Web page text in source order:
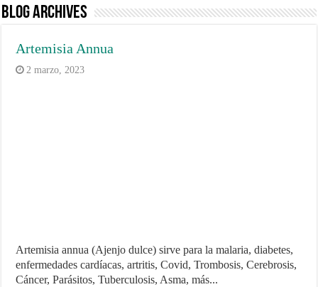
Blog Archives
Artemisia Annua
2 marzo, 2023
Artemisia annua (Ajenjo dulce) sirve para la malaria, diabetes,
enfermedades cardíacas, artritis, Covid, Trombosis, Cerebrosis,
Cáncer, Parásitos, Tuberculosis, Asma, más...